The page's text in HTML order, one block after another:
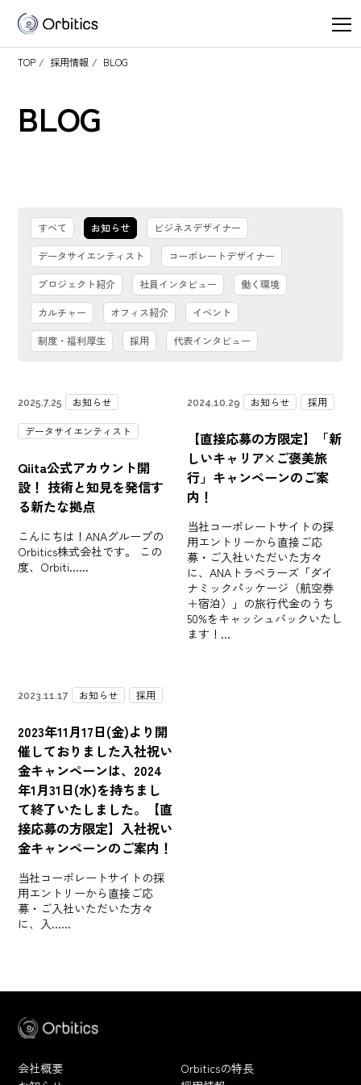
メニュー
TOP 採用情報 BLOG
BLOG
すべて お知らせ
ビジネスデザイナー
データサイエンティスト
コーポレートデザイナー
プロジェクト紹介
社員インタビュー
働く環境
カルチャー
オフィス紹介
イベント
制度・福利厚生
採用 代表インタビュー
2025.7.25 お知らせ
データサイエンティスト
Qiita公式アカウント開
設！ 技術と知見を発信す
る新たな拠点
こんにちは！ANAグループの
Orbitics株式会社です。 この
度、Orbiti...
2024.10.29 お知らせ 採用
【直接応募の方限定】「新
しいキャリア×ご褒美旅
行」キャンペーンのご案
内！
当社コーポレートサイトの採
用エントリーから直接ご応
募・ご入社いただいた方々
に、ANAトラベラーズ「ダイ
ナミックパッケージ（航空券
＋宿泊）」の旅行代金のうち
50%をキャッシュバックいたし
ます！
2023.11.17 お知らせ 採用
2023年11月17日(金)より開
催しておりました入社祝い
金キャンペーンは、2024
年1月31日(水)を持ちまし
て終了いたしました。【直
接応募の方限定】入社祝い
金キャンペーンのご案内！
当社コーポレートサイトの採
用エントリーから直接ご応
募・ご入社いただいた方々
に、入...
会社概要
Orbiticsの特長